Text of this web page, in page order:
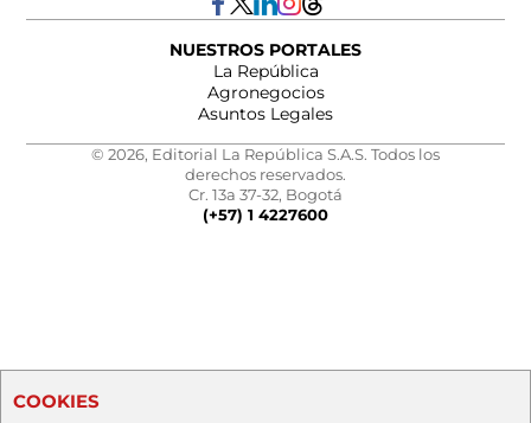
NUESTROS PORTALES
La República
Agronegocios
Asuntos Legales
© 2026, Editorial La República S.A.S. Todos los
derechos reservados.
Cr. 13a 37-32, Bogotá
(+57) 1 4227600
COOKIES